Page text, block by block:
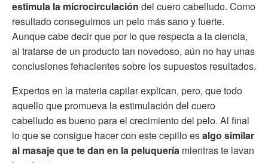
estimula la microcirculación del cuero cabelludo. Como
resultado conseguimos un pelo más sano y fuerte.
Aunque cabe decir que por lo que respecta a la ciencia,
al tratarse de un producto tan novedoso, aún no hay unas
conclusiones fehacientes sobre los supuestos resultados.
Expertos en la materia capilar explican, pero, que todo
aquello que promueva la estimulación del cuero
cabelludo es bueno para el crecimiento del pelo. Al final
lo que se consigue hacer con este cepillo esalgo similar
al masaje que te dan en la peluquería mientras te lavan